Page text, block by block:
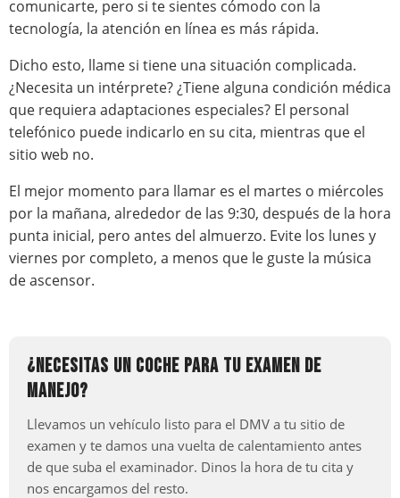
comunicarte, pero si te sientes cómodo con la
tecnología, la atención en línea es más rápida.
Dicho esto, llame si tiene una situación complicada.
¿Necesita un intérprete? ¿Tiene alguna condición médica
que requiera adaptaciones especiales? El personal
telefónico puede indicarlo en su cita, mientras que el
sitio web no.
El mejor momento para llamar es el martes o miércoles
por la mañana, alrededor de las 9:30, después de la hora
punta inicial, pero antes del almuerzo. Evite los lunes y
viernes por completo, a menos que le guste la música
de ascensor.
¿NECESITAS UN COCHE PARA TU EXAMEN DE
MANEJO?
Llevamos un vehículo listo para el DMV a tu sitio de
examen y te damos una vuelta de calentamiento antes
de que suba el examinador. Dinos la hora de tu cita y
nos encargamos del resto.